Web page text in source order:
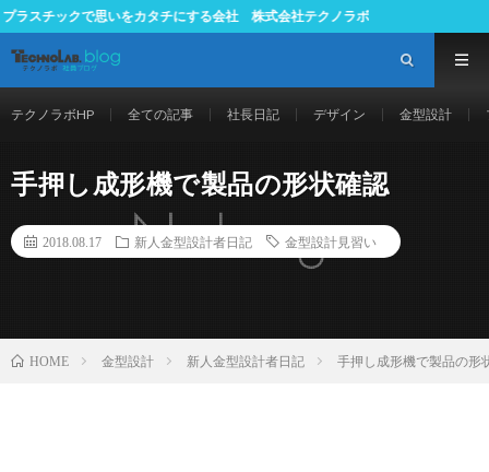
ックで思いをカタチにする会社 株式会社テクノラボ
テクノラボHP 全ての記事 社長日記 デザイン 金型設計
手押し成形機で製品の形状確認
2018.08.17 新人金型設計者日記 金型設計見習い
HOME 金型設計 新人金型設計者日記 手押し成形機で製品の形